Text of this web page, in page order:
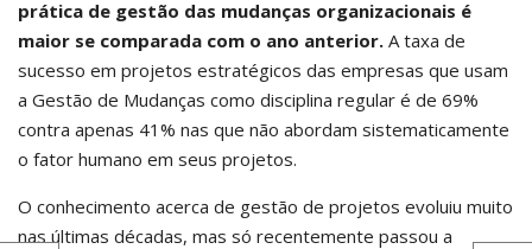
prática de gestão das mudanças organizacionais é
maior se comparada com o ano anterior. A taxa de
sucesso em projetos estratégicos das empresas que usam
a Gestão de Mudanças como disciplina regular é de 69%
contra apenas 41% nas que não abordam sistematicamente
o fator humano em seus projetos.
O conhecimento acerca de gestão de projetos evoluiu muito
nas últimas décadas, mas só recentemente passou a